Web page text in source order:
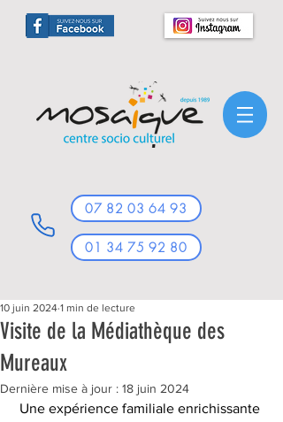
07 82 03 64 93
01 34 75 92 80
Visite de la Médiathèque des
Mureaux
10 juin 2024 1 min de lecture
Dernière mise à jour : 18 juin 2024
Une expérience familiale enrichissante